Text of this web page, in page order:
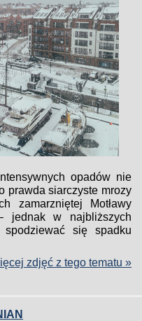
opadów nie
prawda siarczyste mrozy
zamarzniętej Motławy
jednak w najbliższych
spodziewać się spadku
zdjęć z tego tematu »